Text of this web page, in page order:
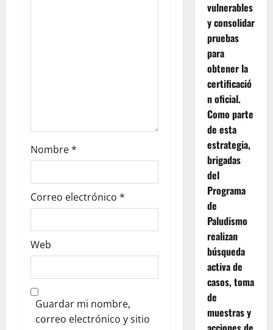
Nombre*
Correo electrónico *
Web
Guardar mi nombre,
correo electrónico y sitio
vulnerables
y consolidar
pruebas
para
obtener la
certificació
n oficial.
Como parte
de esta
estrategia,
brigadas
del
Programa
de
Paludismo
realizan
búsqueda
activa de
casos, toma
de
muestras y